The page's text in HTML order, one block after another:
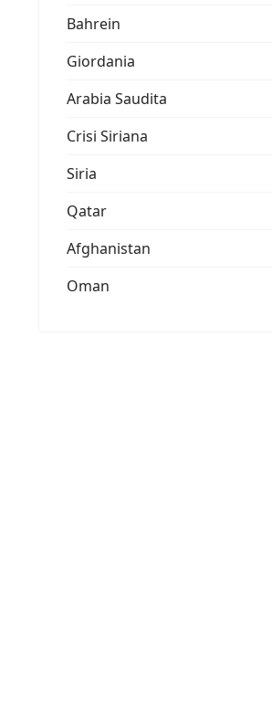
Bahrein
Giordania
Arabia Saudita
Crisi Siriana
Siria
Qatar
Afghanistan
Oman